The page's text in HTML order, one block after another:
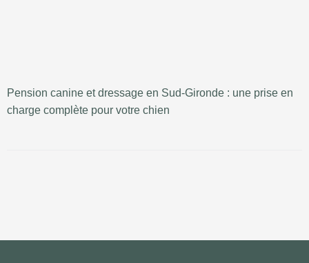
Pension canine et dressage en Sud-Gironde : une prise en
charge complète pour votre chien